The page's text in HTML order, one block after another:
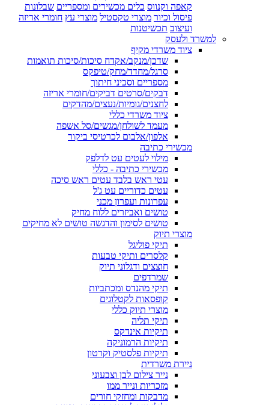
קאפה וקנווס כלים מכשירים ומספריים שבלונות
פיסול וכיור מוצרי טקסטיל מוצרי עץ חומרי אריזה
ועיצוב תכשיטנות
למשרד ולעסק
ציוד משרדי מקיף
שדכן/מנקב/אקדח סיכות/סיכות תואמות
סרגל/מחדד/מחק/טיפקס
מספריים וסכיני חיתוך
דבקים/סרטים דביקים/חומרי אריזה
לחצנים/גומיות/נעצים/מהדקים
ציוד משרדי כללי
מעמד לשולחן/מגשים/סל אשפה
אלפון/אלבום לכרטיסי ביקור
מכשירי כתיבה
מילוי לעטים עט לדלפק
מכשירי כתיבה - כללי
עטי ראש בלבד עטים ראש סיכה
עטים כדוריים עט ג'ל
עפרונות ועפרון מכני
טושים ואביזרים ללוח מחיק
טושים לסימון והדגשה טושים לא מחיקים
מוצרי תיוק
תיקי פוליגל
קלסרים ותיקי טבעות
חוצצים ודגלוני תיוק
שמרדפים
תיקי מהנדס ומכתביות
קופסאות לקטלוגים
מוצרי תיוק כללי
תיקי תליה
תיקיות אינדקס
תיקיות הרמוניקה
תיקיות פלסטיק וקרטון
ניירת משרדית
נייר צילום לבן וצבעוני
מזכריות ונייר ממו
מדבקות ומחזקי חורים